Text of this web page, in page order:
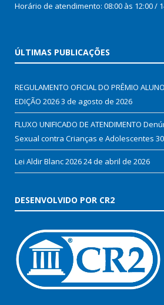
Horário de atendimento: 08:00 às 12:00 /
ÚLTIMAS PUBLICAÇÕES
REGULAMENTO OFICIAL DO PRÊMIO
EDIÇÃO 20263 de agosto de 2026
FLUXO UNIFICADO DE ATENDIMENTO
Sexual contra Crianças e Adolescentes
Lei Aldir Blanc 202624 de abril de 2026
DESENVOLVIDO POR CR2